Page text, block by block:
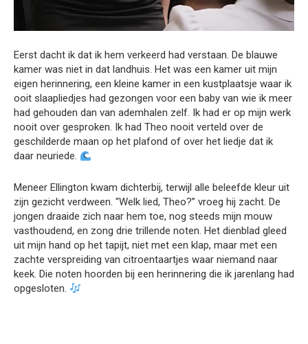
Eerst dacht ik dat ik hem verkeerd had verstaan. De blauwe
kamer was niet in dat landhuis. Het was een kamer uit mijn
eigen herinnering, een kleine kamer in een kustplaatsje waar ik
ooit slaapliedjes had gezongen voor een baby van wie ik meer
had gehouden dan van ademhalen zelf. Ik had er op mijn werk
nooit over gesproken. Ik had Theo nooit verteld over de
geschilderde maan op het plafond of over het liedje dat ik
daar neuriede.
Meneer Ellington kwam dichterbij, terwijl alle beleefde kleur uit
zijn gezicht verdween. “Welk lied, Theo?” vroeg hij zacht. De
jongen draaide zich naar hem toe, nog steeds mijn mouw
vasthoudend, en zong drie trillende noten. Het dienblad gleed
uit mijn hand op het tapijt, niet met een klap, maar met een
zachte verspreiding van citroentaartjes waar niemand naar
keek. Die noten hoorden bij een herinnering die ik jarenlang had
opgesloten.